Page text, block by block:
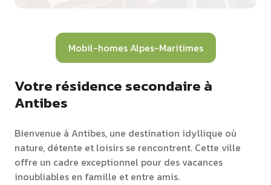
Mobil-homes Alpes-Maritimes
Votre résidence secondaire à
Antibes
Bienvenue à Antibes, une destination idyllique où
nature, détente et loisirs se rencontrent. Cette ville
offre un cadre exceptionnel pour des vacances
inoubliables en famille et entre amis.